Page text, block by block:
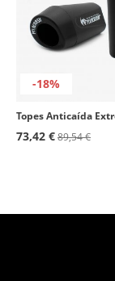
-18%
73,42 €89,54 €